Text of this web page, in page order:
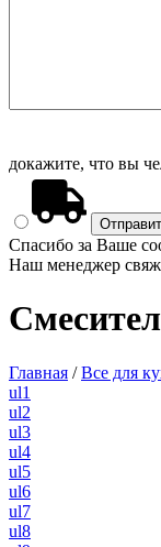
докажите, что вы
Спасибо за Ваше
Наш менеджер
Главная /Все для
ul1
ul2
ul3
ul4
ul5
ul6
ul7
ul8